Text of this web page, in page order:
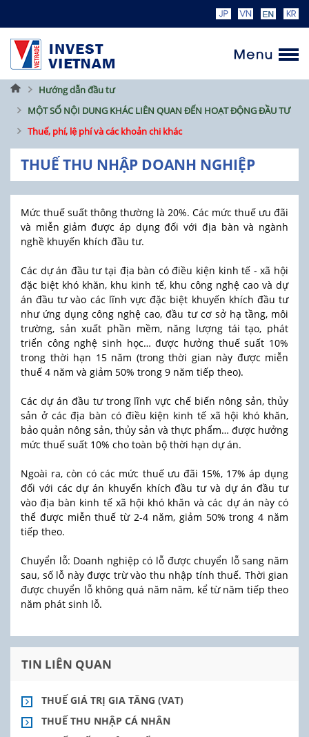
Trang
chủ
Hướng dẫn đầu tư
MỘT SỐ NỘI DUNG KHÁC LIÊN QUAN ĐẾN HOẠT ĐỘNG ĐẦU TƯ
Thuế, phí, lệ phí và các khoản chi khác
THUẾ THU NHẬP DOANH NGHIỆP
Mức thuế suất thông thường là 20%. Các mức thuế ưu đãi
và miễn giảm được áp dụng đối với địa bàn và ngành
nghề khuyến khích đầu tư.
Các dự án đầu tư tại địa bàn có điều kiện kinh tế - xã hội
đặc biệt khó khăn, khu kinh tế, khu công nghệ cao và dự
án đầu tư vào các lĩnh vực đặc biệt khuyến khích đầu tư
như ứng dụng công nghệ cao, đầu tư cơ sở hạ tầng, môi
trường, sản xuất phần mềm, năng lượng tái tạo, phát
triển công nghệ sinh học… được hưởng thuế suất 10%
trong thời hạn 15 năm (trong thời gian này được miễn
thuế 4 năm và giảm 50% trong 9 năm tiếp theo).
Các dự án đầu tư trong lĩnh vực chế biến nông sản, thủy
sản ở các địa bàn có điều kiện kinh tế xã hội khó khăn,
bảo quản nông sản, thủy sản và thực phẩm… được hưởng
mức thuế suất 10% cho toàn bộ thời hạn dự án.
Ngoài ra, còn có các mức thuế ưu đãi 15%, 17% áp dụng
đối với các dự án khuyến khích đầu tư và dự án đầu tư
vào địa bàn kinh tế xã hội khó khăn và các dự án này có
thể được miễn thuế từ 2-4 năm, giảm 50% trong 4 năm
tiếp theo.
Chuyển lỗ: Doanh nghiệp có lỗ được chuyển lỗ sang năm
sau, số lỗ này được trừ vào thu nhập tính thuế. Thời gian
được chuyển lỗ không quá năm năm, kể từ năm tiếp theo
năm phát sinh lỗ.
TIN LIÊN QUAN
THUẾ GIÁ TRỊ GIA TĂNG (VAT)
THUẾ THU NHẬP CÁ NHÂN